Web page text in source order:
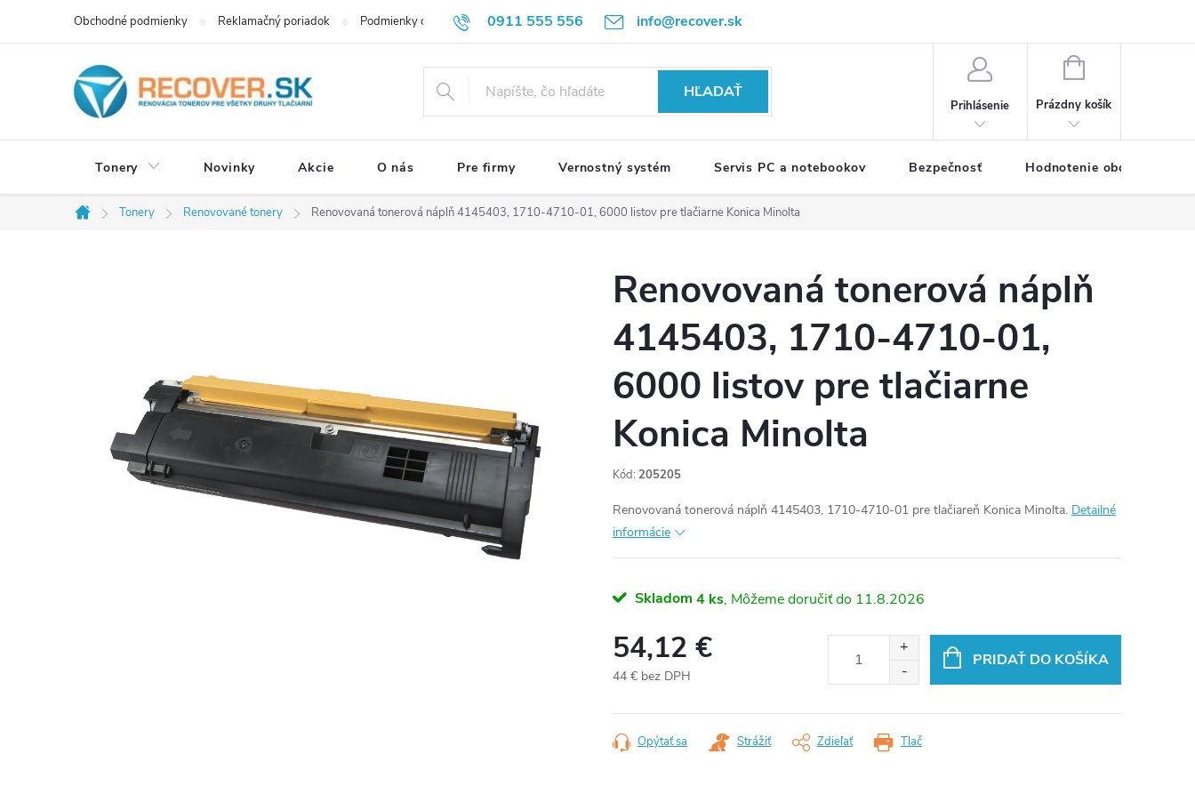
0911 555 556 info@recover.sk
Obchodné podmienky Reklamačný poriadok Podmienky ochrany osobných údajov Formulár na odstúpenie od zmluvy
HĽADAŤ
Prihlásenie
NÁKUPNÝ
Prázdny košík
Tonery Novinky Akcie O nás Pre firmy Vernostný systém Servis PC a notebookov Bezpečnosť Hodnotenie obchodu
Domov
Tonery Renovované tonery Renovovaná tonerová náplň 4145403, 1710-4710-01, 6000 listov pre tlačiarne Konica Minolta
Renovovaná tonerová náplň
4145403, 1710-4710-01,
6000 listov pre tlačiarne
Konica Minolta
Kód: 205205
Renovovaná tonerová náplň 4145403, 1710-4710-01 pre tlačiareň Konica Minolta. Detailné
informácie
Skladom 4 ks 11.8.2026
54,12 €
44 € bez DPH
cena:
PRIDAŤ DO KOŠÍKA
Tlač
Opýtať sa Strážiť Zdieľať